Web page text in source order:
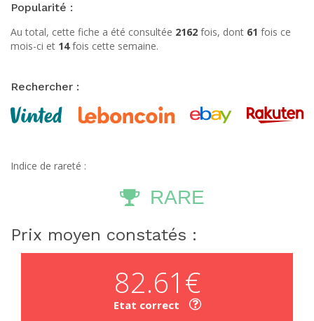
Popularité :
Au total, cette fiche a été consultée 2162 fois, dont 61 fois ce
mois-ci et 14fois cette semaine.
Rechercher :
Indice de rareté :
RARE
Prix moyen constatés :
82.61€
Etat correct